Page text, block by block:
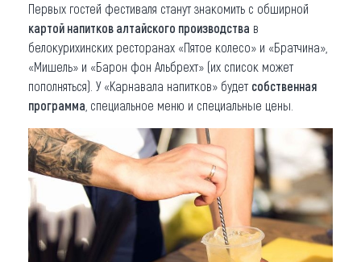
Первых гостей фестиваля станут знакомить с обширной
картой напитков алтайского производства в
белокурихинских ресторанах «Пятое колесо» и «Братчина»,
«Мишель» и «Барон фон Альбрехт» (их список может
пополняться). У «Карнавала напитков» будет собственная
программа , специальное меню и специальные цены.